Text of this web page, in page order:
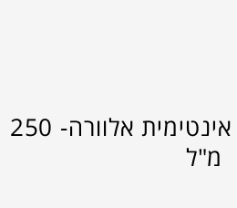
פאמירל- שטיפה אינטימית אלוורה- 250
מ"ל